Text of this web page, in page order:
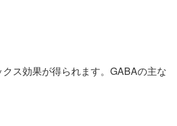
ス効果が得られます。GABAの主な